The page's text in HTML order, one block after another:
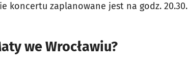
koncertu zaplanowane jest na godz. 20.30.
we Wrocławiu?